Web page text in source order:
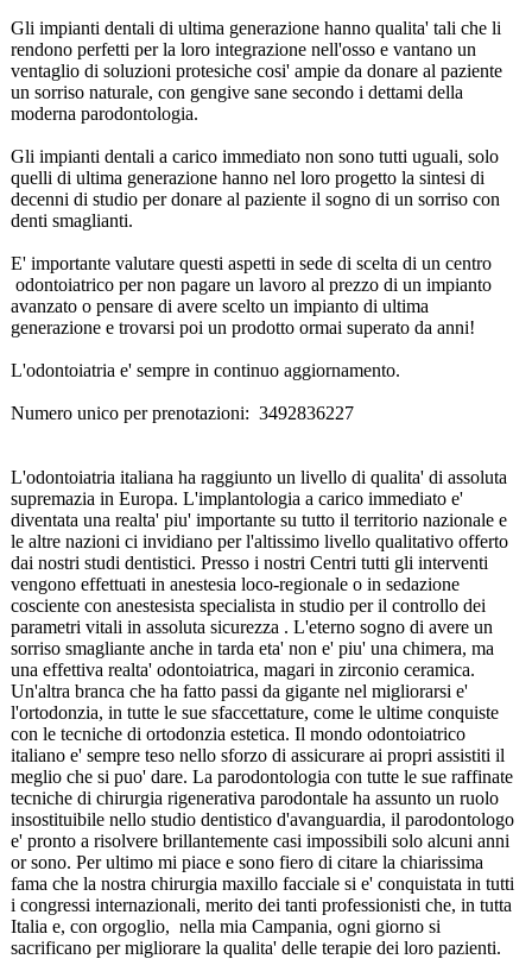
Gli impianti dentali di ultima generazione hanno qualita' tali che li
rendono perfetti per la loro integrazione nell'osso e vantano un
ventaglio di soluzioni protesiche cosi' ampie da donare al paziente
un sorriso naturale, con gengive sane secondo i dettami della
moderna parodontologia.
Gli impianti dentali a carico immediato non sono tutti uguali, solo
quelli di ultima generazione hanno nel loro progetto la sintesi di
decenni di studio per donare al paziente il sogno di un sorriso con
denti smaglianti.
E' importante valutare questi aspetti in sede di scelta di un centro
odontoiatrico per non pagare un lavoro al prezzo di un impianto
avanzato o pensare di avere scelto un impianto di ultima
generazione e trovarsi poi un prodotto ormai superato da anni!
L'odontoiatria e' sempre in continuo aggiornamento.
Numero unico per prenotazioni: 3492836227
L'odontoiatria italiana ha raggiunto un livello di qualita' di assoluta
supremazia in Europa. L'implantologia a carico immediato e'
diventata una realta' piu' importante su tutto il territorio nazionale e
le altre nazioni ci invidiano per l'altissimo livello qualitativo offerto
dai nostri studi dentistici. Presso i nostri Centri tutti gli interventi
vengono effettuati in anestesia loco-regionale o in sedazione
cosciente con anestesista specialista in studio per il controllo dei
parametri vitali in assoluta sicurezza . L'eterno sogno di avere un
sorriso smagliante anche in tarda eta' non e' piu' una chimera, ma
una effettiva realta' odontoiatrica, magari in zirconio ceramica.
Un'altra branca che ha fatto passi da gigante nel migliorarsi e'
l'ortodonzia, in tutte le sue sfaccettature, come le ultime conquiste
con le tecniche di ortodonzia estetica. Il mondo odontoiatrico
italiano e' sempre teso nello sforzo di assicurare ai propri assistiti il
meglio che si puo' dare. La parodontologia con tutte le sue raffinate
tecniche di chirurgia rigenerativa parodontale ha assunto un ruolo
insostituibile nello studio dentistico d'avanguardia, il parodontologo
e' pronto a risolvere brillantemente casi impossibili solo alcuni anni
or sono. Per ultimo mi piace e sono fiero di citare la chiarissima
fama che la nostra chirurgia maxillo facciale si e' conquistata in tutti
i congressi internazionali, merito dei tanti professionisti che, in tutta
Italia e, con orgoglio, nella mia Campania, ogni giorno si
sacrificano per migliorare la qualita' delle terapie dei loro pazienti.